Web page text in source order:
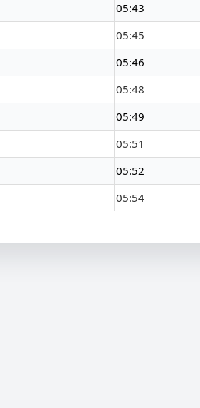
05:43
05:45
05:46
05:48
05:49
05:51
05:52
05:54